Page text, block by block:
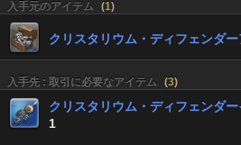
入手元のアイテム (1)
クリスタリウム・ディフェンダー
入手先 : 取引に必要なアイテム (3)
クリスタリウム・ディフェンダ
1